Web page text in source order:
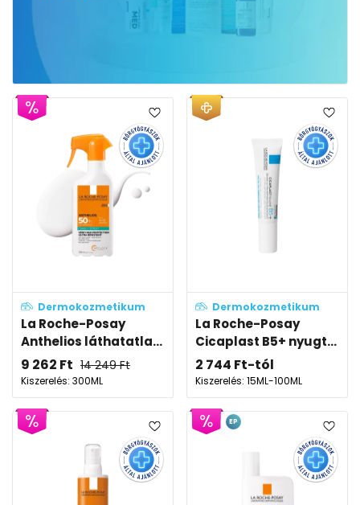
Dermokozmetikum
La Roche-Posay
Anthelios láthatatla...
9 262 Ft 14 249Ft
Kiszerelés: 300ML
Dermokozmetikum
La Roche-Posay
Cicaplast B5+ nyugt...
2 744 Ft-tól
Kiszerelés: 15ML-100ML
EP